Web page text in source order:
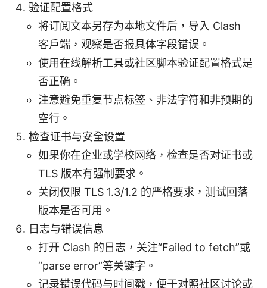
验证配置格式
将订阅文本另存为本地文件后，导入 Clash
客户端，观察是否报具体字段错误。
使用在线解析工具或社区脚本验证配置格式是
否正确。
注意避免重复节点标签、非法字符和非预期的
空行。
检查证书与安全设置
如果你在企业或学校网络，检查是否对证书或
TLS 版本有强制要求。
关闭仅限 TLS 1.3/1.2 的严格要求，测试回落
版本是否可用。
日志与错误信息
打开 Clash 的日志，关注“Failed to fetch”或
“parse error”等关键字。
记录错误代码与时间戳，便于对照社区讨论或